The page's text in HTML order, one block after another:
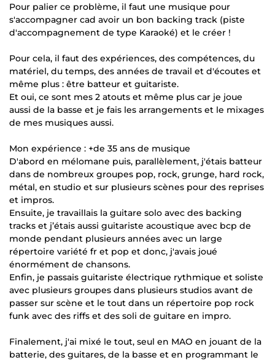
Pour palier ce problème, il faut une musique pour
s'accompagner cad avoir un bon backing track (piste
d'accompagnement de type Karaoké) et le créer !
Pour cela, il faut des expériences, des compétences, du
matériel, du temps, des années de travail et d'écoutes et
même plus : être batteur et guitariste.
Et oui, ce sont mes 2 atouts et même plus car je joue
aussi de la basse et je fais les arrangements et le mixages
de mes musiques aussi.
Mon expérience : +de 35 ans de musique
D'abord en mélomane puis, parallèlement, j'étais batteur
dans de nombreux groupes pop, rock, grunge, hard rock,
métal, en studio et sur plusieurs scènes pour des reprises
et impros.
Ensuite, je travaillais la guitare solo avec des backing
tracks et j’étais aussi guitariste acoustique avec bcp de
monde pendant plusieurs années avec un large
répertoire variété fr et pop et donc, j'avais joué
énormément de chansons.
Enfin, je passais guitariste électrique rythmique et soliste
avec plusieurs groupes dans plusieurs studios avant de
passer sur scène et le tout dans un répertoire pop rock
funk avec des riffs et des soli de guitare en impro.
Finalement, j'ai mixé le tout, seul en MAO en jouant de la
batterie, des guitares, de la basse et en programmant le